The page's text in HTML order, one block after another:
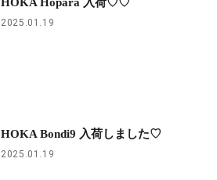
HOKA Hopara 入荷♡♡
2025.01.19
HOKA Bondi9 入荷しました♡
2025.01.19